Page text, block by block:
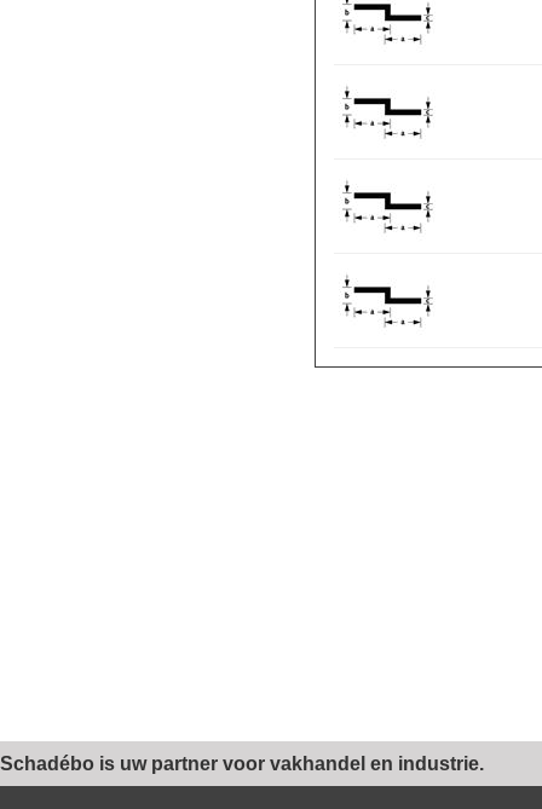
Schadébo is uw partner voor vakhandel en industrie.